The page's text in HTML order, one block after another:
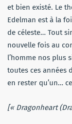
et bien existé. Le
Edelman est à la
de céleste… Tout
nouvelle fois au
l’homme nos plus
toutes ces années
en rester qu’un…
[« Dragonheart